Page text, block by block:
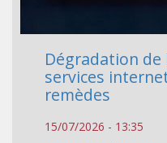
Dégradation de
services
remèdes
15/07/2026 - 13:35